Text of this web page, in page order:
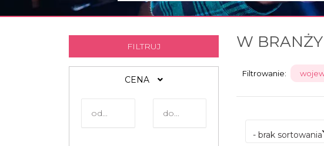
FILTRUJ
CENA
W
Filtrowanie:
- brak sortowania